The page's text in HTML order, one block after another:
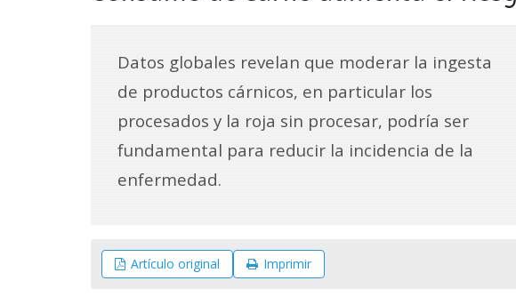
Datos globales revelan que moderar la ingesta
de productos cárnicos, en particular los
procesados y la roja sin procesar, podría ser
fundamental para reducir la incidencia de la
enfermedad.
Artículo original Imprimir